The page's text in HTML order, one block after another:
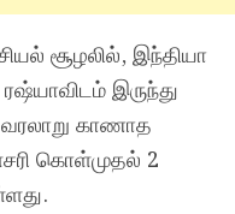
சூழலில், இந்தியா
இருந்து
காணாத
கொள்முதல் 2